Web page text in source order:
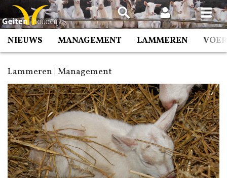
Spring
naar
inhoud
NIEUWS MANAGEMENT LAMMEREN
Lammeren | Management